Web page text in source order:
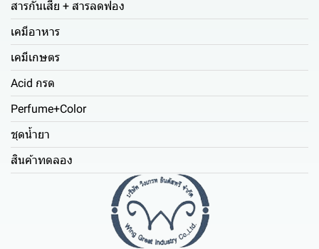
สารกันเสีย + สารลดฟอง
เคมีอาหาร
เคมีเกษตร
Acid กรด
Perfume+Color
ชุดน้ำยา
สินค้าทดลอง